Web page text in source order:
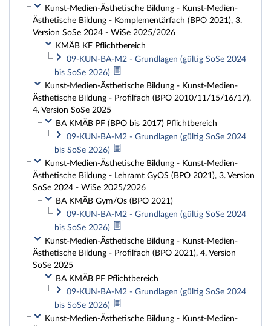
Kunst-Medien-Ästhetische Bildung - Kunst-Medien-
Ästhetische Bildung - Komplementärfach (BPO 2021), 3.
Version SoSe 2024 - WiSe 2025/2026
KMÄB KF Pflichtbereich
09-KUN-BA-M2 - Grundlagen (gültig SoSe 2024
bis SoSe 2026)
Kunst-Medien-Ästhetische Bildung - Kunst-Medien-
Ästhetische Bildung - Profilfach (BPO 2010/11/15/16/17),
4. Version SoSe 2025
BA KMÄB PF (BPO bis 2017) Pflichtbereich
09-KUN-BA-M2 - Grundlagen (gültig SoSe 2024
bis SoSe 2026)
Kunst-Medien-Ästhetische Bildung - Kunst-Medien-
Ästhetische Bildung - Lehramt GyOS (BPO 2021), 3. Version
SoSe 2024 - WiSe 2025/2026
BA KMÄB Gym/Os (BPO 2021)
09-KUN-BA-M2 - Grundlagen (gültig SoSe 2024
bis SoSe 2026)
Kunst-Medien-Ästhetische Bildung - Kunst-Medien-
Ästhetische Bildung - Profilfach (BPO 2021), 4. Version
SoSe 2025
BA KMÄB PF Pflichtbereich
09-KUN-BA-M2 - Grundlagen (gültig SoSe 2024
bis SoSe 2026)
Kunst-Medien-Ästhetische Bildung - Kunst-Medien-